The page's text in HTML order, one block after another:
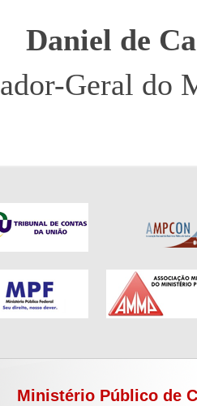
Daniel de
Geral do
Ministério Público de